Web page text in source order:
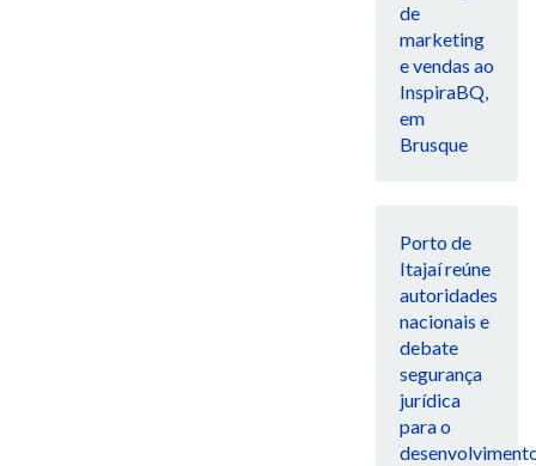
de
marketing
e vendas ao
InspiraBQ,
em
Brusque
Porto de
Itajaí reúne
autoridades
nacionais e
debate
segurança
jurídica
para o